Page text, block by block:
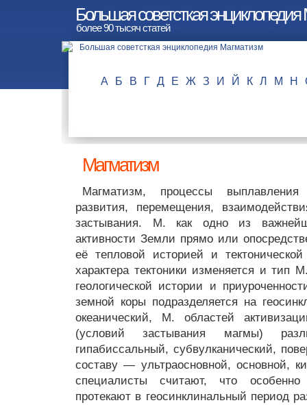
Большая советсткая
более 90 тысяч статей
А Б В Г Д Е Ж З И Й К Л М Н
Магматизм
Магматизм, процессы
развития, перемещения,
застывания. М. как одно из
активности Земли прямо или
её тепловой историей и
характера тектоники изменяется и тип
геологической истории и
земной коры подразделяется на
океанический, М. областей
(условий застывания магмы)
гипабиссальный, субвулканический,
составу — ультраосновной, основной,
специалисты считают, что
протекают в геосинклинальный период